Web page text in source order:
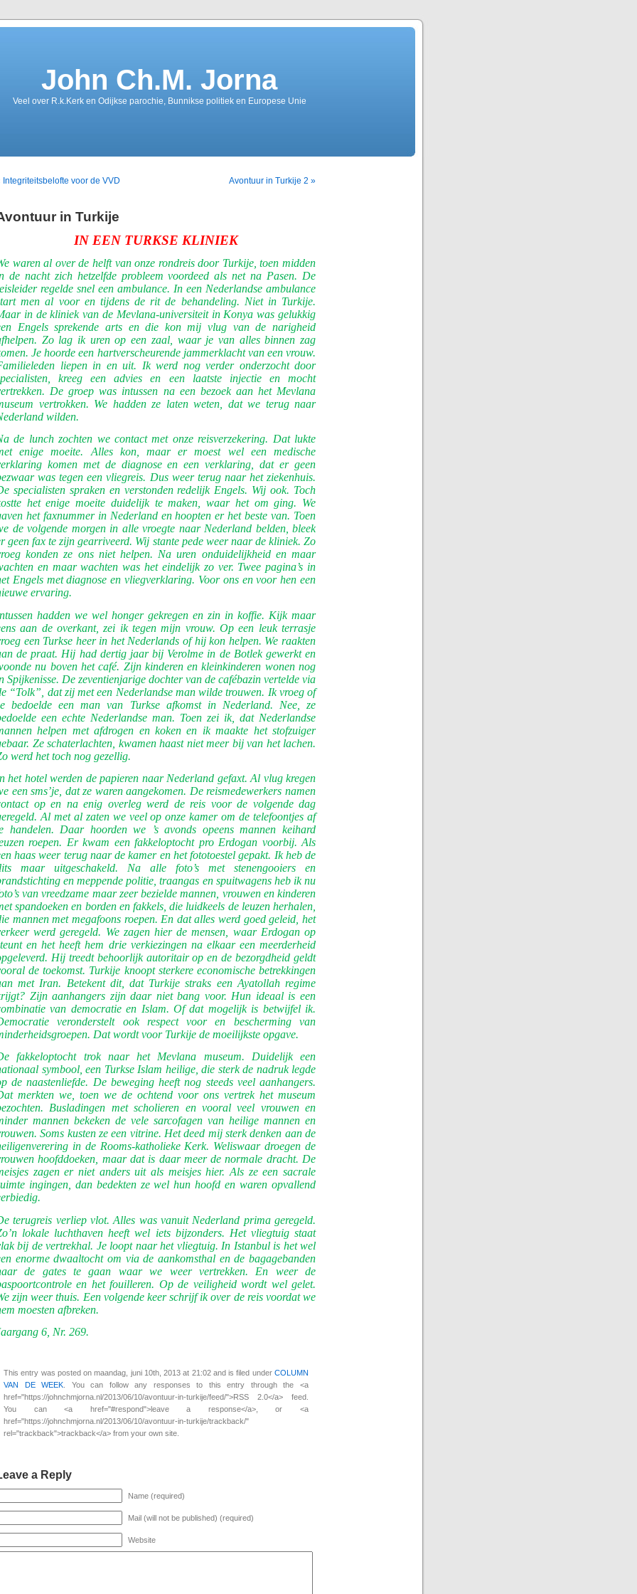
John Ch.M. Jorna
Veel over R.k.Kerk en Odijkse parochie, Bunnikse politiek en Europese Unie
Integriteitsbelofte voor de VVD Avontuur in Turkije 2 »
in Turkije
IN EEN TURKSE KLINIEK
waren al over de helft van onze rondreis door Turkije, toen midden
de nacht zich hetzelfde probleem voordeed als net na Pasen. De
regelde snel een ambulance. In een Nederlandse ambulance
men al voor en tijdens de rit de behandeling. Niet in Turkije.
in de kliniek van de Mevlana-universiteit in Konya was gelukkig
Engels sprekende arts en die kon mij vlug van de narigheid
Zo lag ik uren op een zaal, waar je van alles binnen zag
Je hoorde een hartverscheurende jammerklacht van een vrouw.
liepen in en uit. Ik werd nog verder onderzocht door
kreeg een advies en een laatste injectie en mocht
De groep was intussen na een bezoek aan het Mevlana
vertrokken. We hadden ze laten weten, dat we terug naar
wilden.
de lunch zochten we contact met onze reisverzekering. Dat lukte
enige moeite. Alles kon, maar er moest wel een medische
komen met de diagnose en een verklaring, dat er geen
was tegen een vliegreis. Dus weer terug naar het ziekenhuis.
specialisten spraken en verstonden redelijk Engels. Wij ook. Toch
het enige moeite duidelijk te maken, waar het om ging. We
het faxnummer in Nederland en hoopten er het beste van. Toen
de volgende morgen in alle vroegte naar Nederland belden, bleek
geen fax te zijn gearriveerd. Wij stante pede weer naar de kliniek. Zo
konden ze ons niet helpen. Na uren onduidelijkheid en maar
en maar wachten was het eindelijk zo ver. Twee pagina’s in
Engels met diagnose en vliegverklaring. Voor ons en voor hen een
ervaring.
hadden we wel honger gekregen en zin in koffie. Kijk maar
aan de overkant, zei ik tegen mijn vrouw. Op een leuk terrasje
een Turkse heer in het Nederlands of hij kon helpen. We raakten
de praat. Hij had dertig jaar bij Verolme in de Botlek gewerkt en
nu boven het café. Zijn kinderen en kleinkinderen wonen nog
Spijkenisse. De zeventienjarige dochter van de cafébazin vertelde via
“Tolk”, dat zij met een Nederlandse man wilde trouwen. Ik vroeg of
bedoelde een man van Turkse afkomst in Nederland. Nee, ze
een echte Nederlandse man. Toen zei ik, dat Nederlandse
helpen met afdrogen en koken en ik maakte het stofzuiger
Ze schaterlachten, kwamen haast niet meer bij van het lachen.
werd het toch nog gezellig.
het hotel werden de papieren naar Nederland gefaxt. Al vlug kregen
een sms’je, dat ze waren aangekomen. De reismedewerkers namen
op en na enig overleg werd de reis voor de volgende dag
Al met al zaten we veel op onze kamer om de telefoontjes af
handelen. Daar hoorden we ’s avonds opeens mannen keihard
roepen. Er kwam een fakkeloptocht pro Erdogan voorbij. Als
haas weer terug naar de kamer en het fototoestel gepakt. Ik heb de
maar uitgeschakeld. Na alle foto’s met stenengooiers en
en meppende politie, traangas en spuitwagens heb ik nu
van vreedzame maar zeer bezielde mannen, vrouwen en kinderen
spandoeken en borden en fakkels, die luidkeels de leuzen herhalen,
mannen met megafoons roepen. En dat alles werd goed geleid, het
werd geregeld. We zagen hier de mensen, waar Erdogan op
en het heeft hem drie verkiezingen na elkaar een meerderheid
Hij treedt behoorlijk autoritair op en de bezorgdheid geldt
de toekomst. Turkije knoopt sterkere economische betrekkingen
met Iran. Betekent dit, dat Turkije straks een Ayatollah regime
Zijn aanhangers zijn daar niet bang voor. Hun ideaal is een
van democratie en Islam. Of dat mogelijk is betwijfel ik.
veronderstelt ook respect voor en bescherming van
Dat wordt voor Turkije de moeilijkste opgave.
fakkeloptocht trok naar het Mevlana museum. Duidelijk een
symbool, een Turkse Islam heilige, die sterk de nadruk legde
de naastenliefde. De beweging heeft nog steeds veel aanhangers.
merkten we, toen we de ochtend voor ons vertrek het museum
Busladingen met scholieren en vooral veel vrouwen en
mannen bekeken de vele sarcofagen van heilige mannen en
Soms kusten ze een vitrine. Het deed mij sterk denken aan de
in de Rooms-katholieke Kerk. Weliswaar droegen de
hoofddoeken, maar dat is daar meer de normale dracht. De
zagen er niet anders uit als meisjes hier. Als ze een sacrale
ingingen, dan bedekten ze wel hun hoofd en waren opvallend
terugreis verliep vlot. Alles was vanuit Nederland prima geregeld.
lokale luchthaven heeft wel iets bijzonders. Het vliegtuig staat
bij de vertrekhal. Je loopt naar het vliegtuig. In Istanbul is het wel
enorme dwaaltocht om via de aankomsthal en de bagagebanden
de gates te gaan waar we weer vertrekken. En weer de
en het fouilleren. Op de veiligheid wordt wel gelet.
zijn weer thuis. Een volgende keer schrijf ik over de reis voordat we
moesten afbreken.
6, Nr. 269.
This entry was posted on maandag, juni 10th, 2013 at 21:02 and is filed under COLUMN
VAN DE WEEK . You can follow any responses to this entry through the <a
href="https://johnchmjorna.nl/2013/06/10/avontuur-in-turkije/feed/">RSS 2.0</a> feed.
You can <a href="#respond">leave a response</a>, or <a
href="https://johnchmjorna.nl/2013/06/10/avontuur-in-turkije/trackback/"
rel="trackback">trackback</a> from your own site.
a Reply
Name (required)
Mail (will not be published) (required)
Website